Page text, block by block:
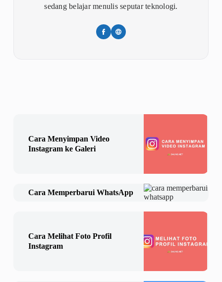
sedang belajar menulis seputar teknologi.
Cara Menyimpan Video
Instagram ke Galeri
Cara Memperbarui WhatsApp
Cara Melihat Foto Profil
Instagram